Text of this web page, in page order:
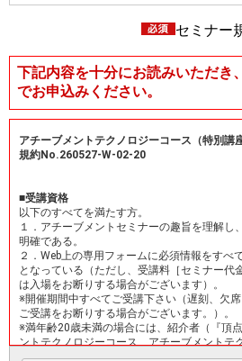
セミナー
下記内容を十分にお読みいただき
でお申込みください。
アチーブメントテクノロジーコース（特別講
規約No.260527-W-02-20
■受講資格
以下のすべてを満たす方。
１．アチーブメントセミナーの趣旨を理解し
明確である。
２．Web上の専用フォームに必須情報をすべ
となっている（ただし、受講料［セミナー代
は入場をお断りする場合がございます）。
※開催期間中すべてご受講下さい（遅刻、欠
ご受講をお断りする場合がございます。）。
※満年齢20歳未満の場合には、紹介者（『頂
ントテクノロジーコース、アチーブメントテ
又はスタンダードコースを受講されている方